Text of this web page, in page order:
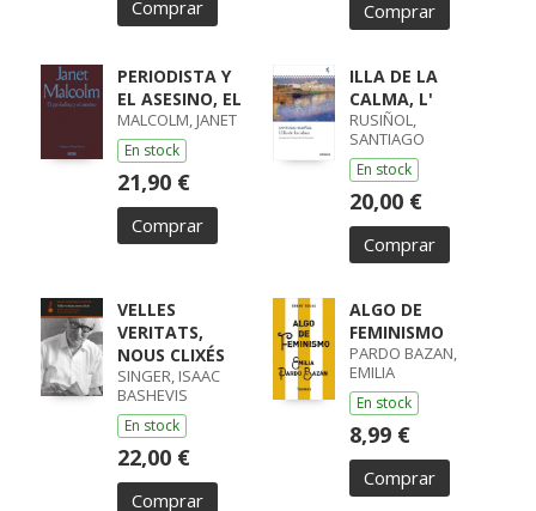
Comprar Comprar
PERIODISTA Y
EL ASESINO, EL
MALCOLM, JANET
En stock
21,90 €
Comprar
ILLA DE LA
CALMA, L'
RUSIÑOL,
SANTIAGO
En stock
20,00 €
Comprar
VELLES
VERITATS,
NOUS CLIXÉS
SINGER, ISAAC
BASHEVIS
En stock
22,00 €
Comprar
ALGO DE
FEMINISMO
PARDO BAZAN,
EMILIA
En stock
8,99 €
Comprar